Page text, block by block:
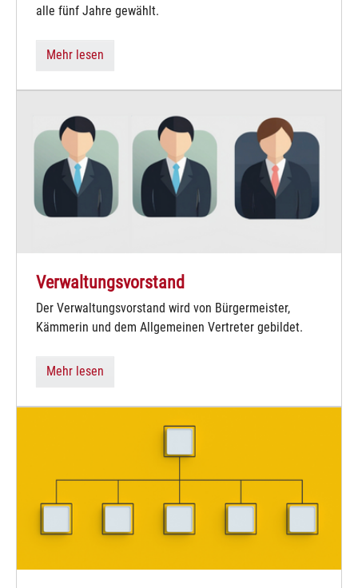
alle fünf Jahre gewählt.
Mehr lesen
Verwaltungsvorstand
Der Verwaltungsvorstand wird von Bürgermeister,
Kämmerin und dem Allgemeinen Vertreter gebildet.
Mehr lesen